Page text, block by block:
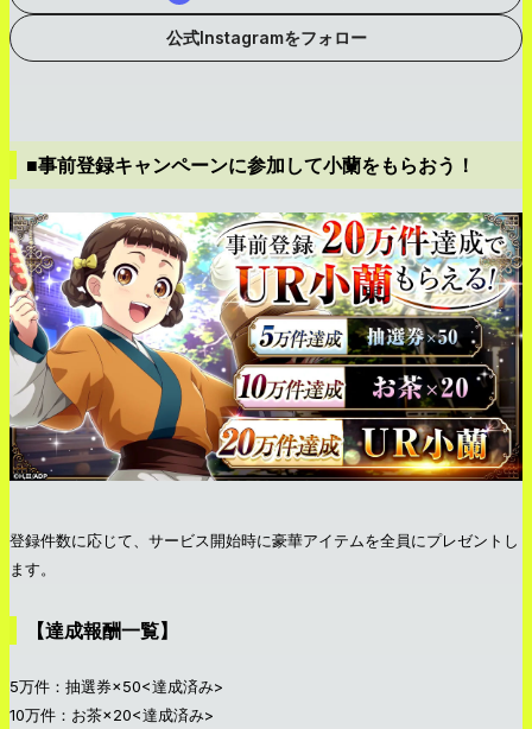
公式Instagramをフォロー
■事前登録キャンペーンに参加して小蘭をもらおう！
登録件数に応じて、サービス開始時に豪華アイテムを全員にプレゼントし
ます。
【達成報酬一覧】
5万件：抽選券×50<達成済み>
10万件：お茶×20<達成済み>